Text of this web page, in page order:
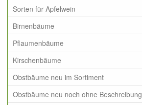
Sorten für Apfelwein
Birnenbäume
Pflaumenbäume
Kirschenbäume
Obstbäume neu im Sortiment
Obstbäume neu noch ohne Beschreibung